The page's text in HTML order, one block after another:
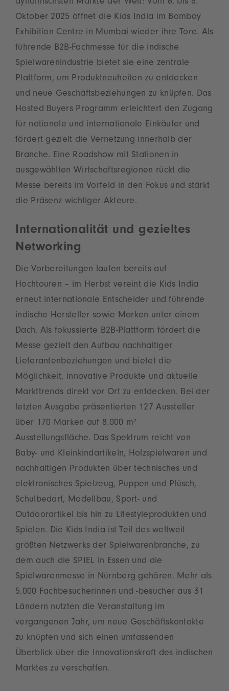
dynamischsten Märkte der Welt: Vom 6. bis 8.
Oktober 2025 öffnet die Kids India im Bombay
Exhibition Centre in Mumbai wieder ihre Tore. Als
führende B2B-Fachmesse für die indische
Spielwarenindustrie bietet sie eine zentrale
Plattform, um Produktneuheiten zu entdecken
und neue Geschäftsbeziehungen zu knüpfen. Das
Hosted Buyers Programm erleichtert den Zugang
für nationale und internationale Einkäufer und
fördert gezielt die Vernetzung innerhalb der
Branche. Eine Roadshow mit Stationen in
ausgewählten Wirtschaftsregionen rückt die
Messe bereits im Vorfeld in den Fokus und stärkt
die Präsenz wichtiger Akteure.
Internationalität und gezieltes
Networking
Die Vorbereitungen laufen bereits auf
Hochtouren – im Herbst vereint die Kids India
erneut internationale Entscheider und führende
indische Hersteller sowie Marken unter einem
Dach. Als fokussierte B2B-Plattform fördert die
Messe gezielt den Aufbau nachhaltiger
Lieferantenbeziehungen und bietet die
Möglichkeit, innovative Produkte und aktuelle
Markttrends direkt vor Ort zu entdecken. Bei der
letzten Ausgabe präsentierten 127 Aussteller
über 170 Marken auf 8.000 m²
Ausstellungsfläche. Das Spektrum reicht von
Baby- und Kleinkindartikeln, Holzspielwaren und
nachhaltigen Produkten über technisches und
elektronisches Spielzeug, Puppen und Plüsch,
Schulbedarf, Modellbau, Sport- und
Outdoorartikel bis hin zu Lifestyleprodukten und
Spielen. Die Kids India ist Teil des weltweit
größten Netzwerks der Spielwarenbranche, zu
dem auch die SPIEL in Essen und die
Spielwarenmesse in Nürnberg gehören. Mehr als
5.000 Fachbesucherinnen und -besucher aus 31
Ländern nutzten die Veranstaltung im
vergangenen Jahr, um neue Geschäftskontakte
zu knüpfen und sich einen umfassenden
Überblick über die Innovationskraft des indischen
Marktes zu verschaffen.